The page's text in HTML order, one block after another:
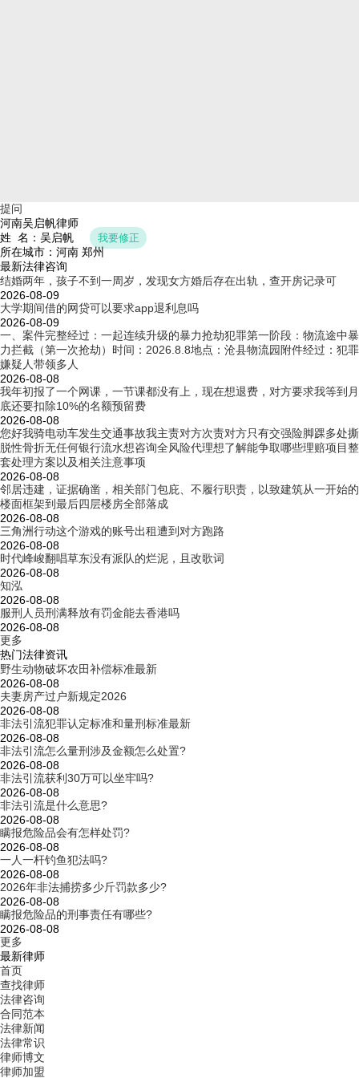
提问
河南吴启帆律师
姓 名：吴启帆
我要修正
所在城市：河南 郑州
最新法律咨询
结婚两年，孩子不到一周岁，发现女方婚后存在出轨，查开房记录可
2026-08-09
大学期间借的网贷可以要求app退利息吗
2026-08-09
一、案件完整经过：一起连续升级的暴力抢劫犯罪第一阶段：物流途中暴
力拦截（第一次抢劫）时间：2026.8.8地点：沧县物流园附件经过：犯罪
嫌疑人带领多人
2026-08-08
我年初报了一个网课，一节课都没有上，现在想退费，对方要求我等到月
底还要扣除10%的名额预留费
2026-08-08
您好我骑电动车发生交通事故我主责对方次责对方只有交强险脚踝多处撕
脱性骨折无任何银行流水想咨询全风险代理想了解能争取哪些理赔项目整
套处理方案以及相关注意事项
2026-08-08
邻居违建，证据确凿，相关部门包庇、不履行职责，以致建筑从一开始的
楼面框架到最后四层楼房全部落成
2026-08-08
三角洲行动这个游戏的账号出租遭到对方跑路
2026-08-08
时代峰峻翻唱草东没有派队的烂泥，且改歌词
2026-08-08
知泓
2026-08-08
服刑人员刑满释放有罚金能去香港吗
2026-08-08
更多
热门法律资讯
野生动物破坏农田补偿标准最新
2026-08-08
夫妻房产过户新规定2026
2026-08-08
非法引流犯罪认定标准和量刑标准最新
2026-08-08
非法引流怎么量刑涉及金额怎么处置?
2026-08-08
非法引流获利30万可以坐牢吗?
2026-08-08
非法引流是什么意思?
2026-08-08
瞒报危险品会有怎样处罚?
2026-08-08
一人一杆钓鱼犯法吗?
2026-08-08
2026年非法捕捞多少斤罚款多少?
2026-08-08
瞒报危险品的刑事责任有哪些?
2026-08-08
更多
最新律师
首页
查找律师
法律咨询
合同范本
法律新闻
法律常识
律师博文
律师加盟